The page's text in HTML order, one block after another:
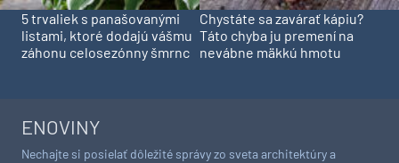
5 trvaliek s panašovanými
listami, ktoré dodajú vášmu
záhonu celosezónny šmrnc
Chystáte sa zavárať kápiu?
Táto chyba ju premení na
nevábne mäkkú hmotu
ENOVINY
Nechajte si posielať dôležité správy zo sveta architektúry a